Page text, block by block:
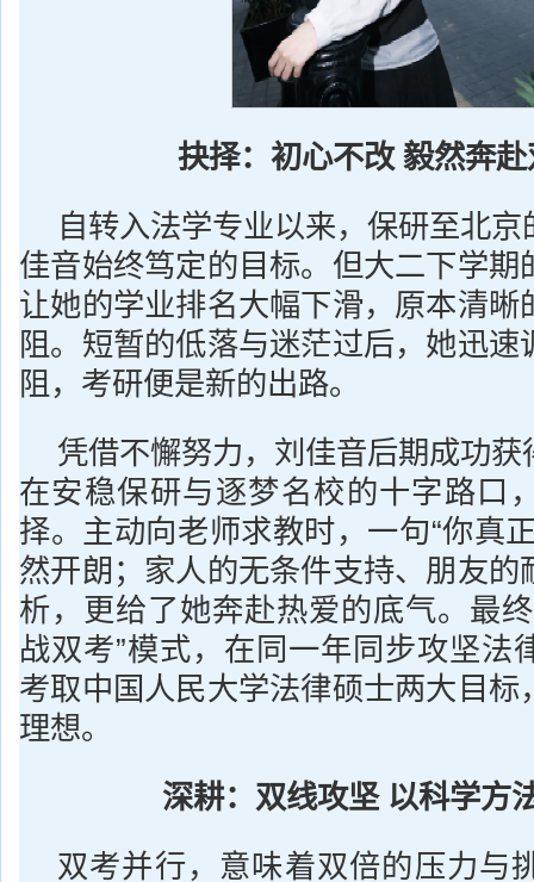
抉择：初心不改 毅然奔
自转入法学专业以来，保研至北
佳音始终笃定的目标。但大二下学期
让她的学业排名大幅下滑，原本清晰
阻。短暂的低落与迷茫过后，她迅速
阻，考研便是新的出路。
凭借不懈努力，刘佳音后期成功
在安稳保研与逐梦名校的十字路口
择。主动向老师求教时，一句“你真
然开朗；家人的无条件支持、朋友的
析，更给了她奔赴热爱的底气。最
战双考”模式，在同一年同步攻坚法
考取中国人民大学法律硕士两大目标
理想。
深耕：双线攻坚 以科学方
双考并行，意味着双倍的压力与